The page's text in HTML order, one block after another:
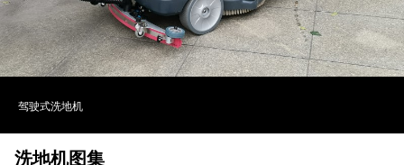
驾驶式洗地机
洗地机图集